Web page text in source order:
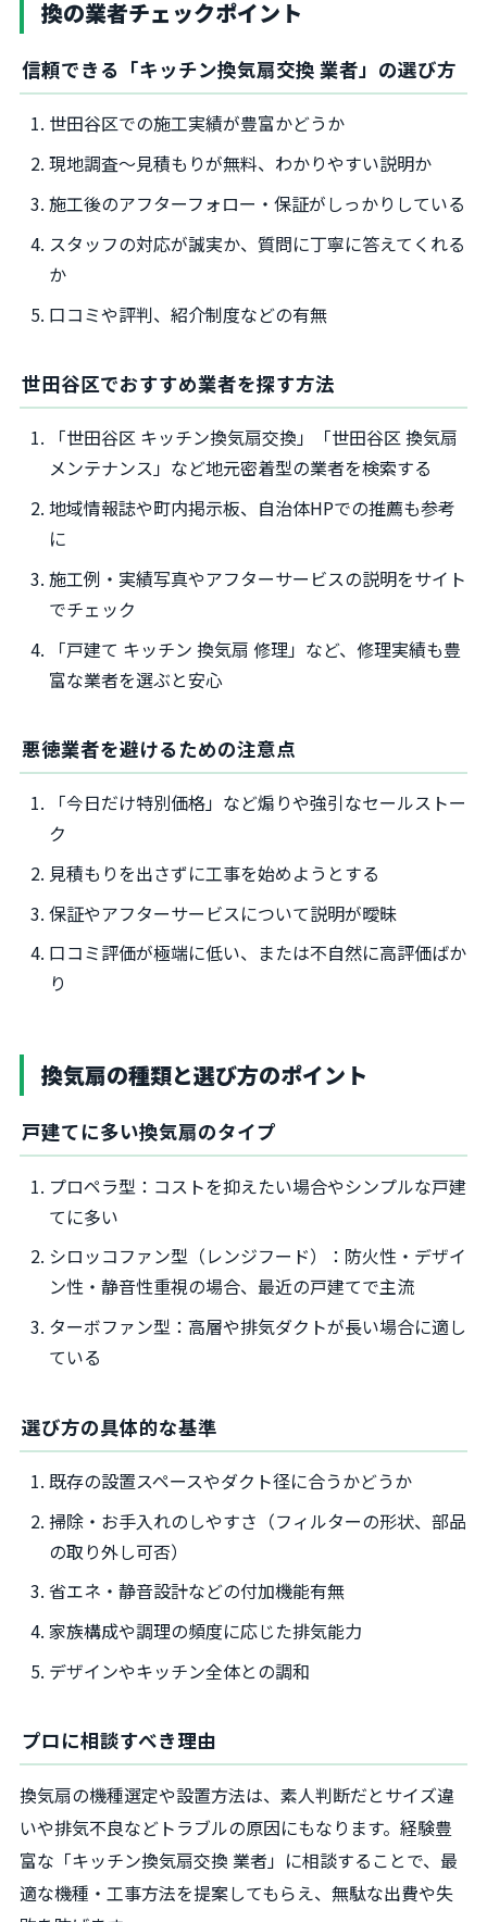
換の業者チェックポイント
信頼できる「キッチン換気扇交換 業者」の選び方
世田谷区での施工実績が豊富かどうか
現地調査～見積もりが無料、わかりやすい説明か
施工後のアフターフォロー・保証がしっかりしている
スタッフの対応が誠実か、質問に丁寧に答えてくれる
か
口コミや評判、紹介制度などの有無
世田谷区でおすすめ業者を探す方法
「世田谷区 キッチン換気扇交換」「世田谷区 換気扇
メンテナンス」など地元密着型の業者を検索する
地域情報誌や町内掲示板、自治体HPでの推薦も参考
に
施工例・実績写真やアフターサービスの説明をサイト
でチェック
「戸建て キッチン 換気扇 修理」など、修理実績も豊
富な業者を選ぶと安心
悪徳業者を避けるための注意点
「今日だけ特別価格」など煽りや強引なセールストー
ク
見積もりを出さずに工事を始めようとする
保証やアフターサービスについて説明が曖昧
口コミ評価が極端に低い、または不自然に高評価ばか
り
換気扇の種類と選び方のポイント
戸建てに多い換気扇のタイプ
プロペラ型：コストを抑えたい場合やシンプルな戸建
てに多い
シロッコファン型（レンジフード）：防火性・デザイ
ン性・静音性重視の場合、最近の戸建てで主流
ターボファン型：高層や排気ダクトが長い場合に適し
ている
選び方の具体的な基準
既存の設置スペースやダクト径に合うかどうか
掃除・お手入れのしやすさ（フィルターの形状、部品
の取り外し可否）
省エネ・静音設計などの付加機能有無
家族構成や調理の頻度に応じた排気能力
デザインやキッチン全体との調和
プロに相談すべき理由
換気扇の機種選定や設置方法は、素人判断だとサイズ違
いや排気不良などトラブルの原因にもなります。経験豊
富な「キッチン換気扇交換 業者」に相談することで、最
適な機種・工事方法を提案してもらえ、無駄な出費や失